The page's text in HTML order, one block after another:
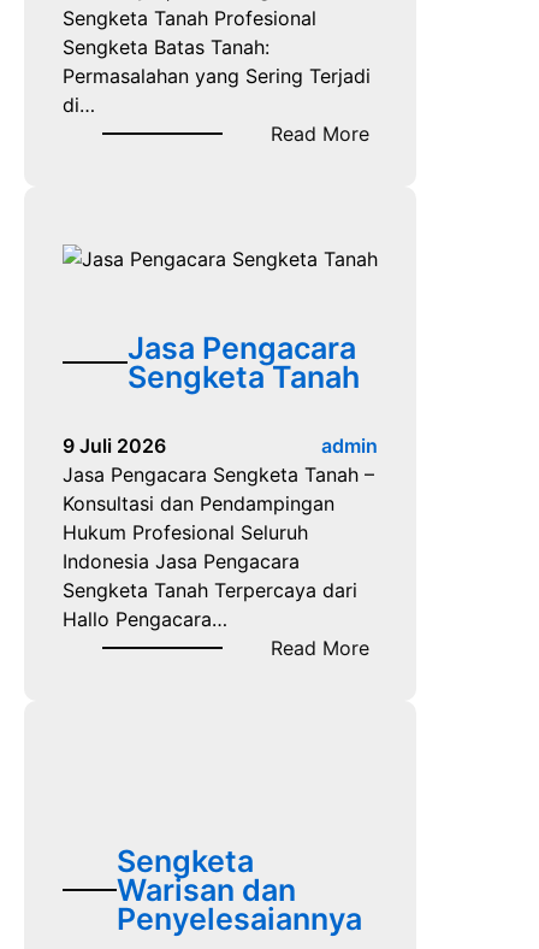
Sengketa Tanah Profesional
Sengketa Batas Tanah:
Permasalahan yang Sering Terjadi
di…
Read More:
g
t
a
h
Jasa Pengacara
Sengketa Tanah
9 Juli 2026
admin
Jasa Pengacara Sengketa Tanah –
Konsultasi dan Pendampingan
Hukum Profesional Seluruh
Indonesia Jasa Pengacara
Sengketa Tanah Terpercaya dari
Hallo Pengacara…
Read More:
Sengketa
Warisan dan
Penyelesaiannya